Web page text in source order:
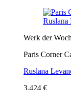
Werk der
Paris Corner
Ruslana
3.424 €